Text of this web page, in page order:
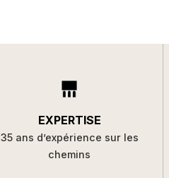
EXPERTISE
35 ans d’expérience sur les
chemins